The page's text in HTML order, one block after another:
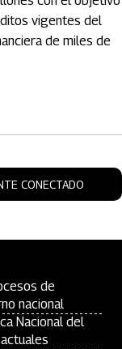
vigentes del
de miles de
CONECTADO
de
nacional
Nacional del